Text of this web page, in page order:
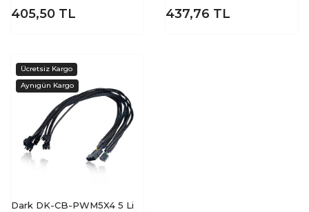
405,50 TL 437,76 TL
Dark DK-CB-PWM5X4 5 Li